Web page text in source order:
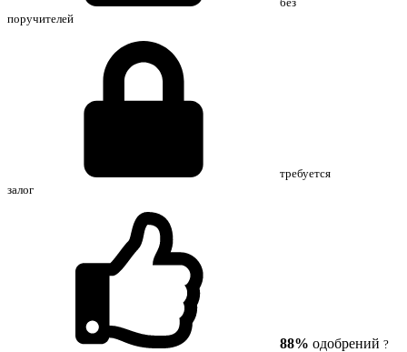
поручителей
требуется
залог
88% одобрений ?